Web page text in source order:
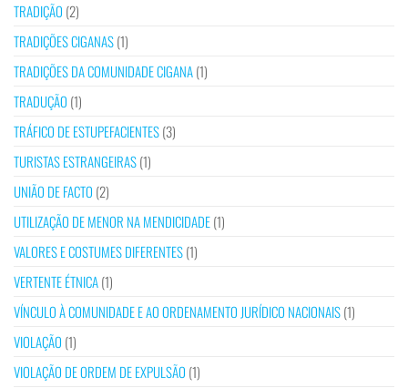
TRADIÇÃO (2)
TRADIÇÕES CIGANAS(1)
TRADIÇÕES DA COMUNIDADE CIGANA(1)
TRADUÇÃO (1)
TRÁFICO DE ESTUPEFACIENTES(3)
TURISTAS ESTRANGEIRAS(1)
UNIÃO DE FACTO (2)
UTILIZAÇÃO DE MENOR NA MENDICIDADE(1)
VALORES E COSTUMES DIFERENTES(1)
VERTENTE ÉTNICA(1)
VÍNCULO À COMUNIDADE E AO ORDENAMENTO JURÍDICO NACIONAIS(1)
VIOLAÇÃO (1)
VIOLAÇÃO DE ORDEM DE EXPULSÃO (1)